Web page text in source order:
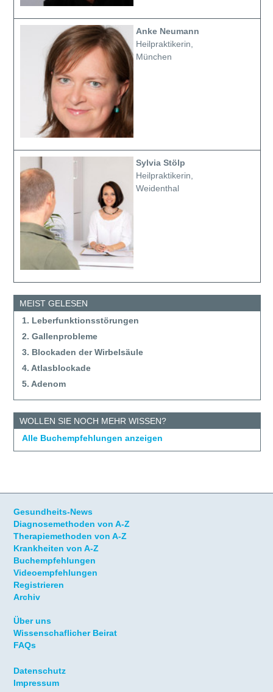
Anke Neumann
Heilpraktikerin,
München
Sylvia Stölp
Heilpraktikerin,
Weidenthal
MEIST GELESEN
1. Leberfunktionsstörungen
2. Gallenprobleme
3. Blockaden der Wirbelsäule
4. Atlasblockade
5. Adenom
WOLLEN SIE NOCH MEHR WISSEN?
Alle Buchempfehlungen anzeigen
Gesundheits-News
Diagnosemethoden von A-Z
Therapiemethoden von A-Z
Krankheiten von A-Z
Buchempfehlungen
Videoempfehlungen
Registrieren
Archiv
Über uns
Wissenschaflicher Beirat
FAQs
Datenschutz
Impressum